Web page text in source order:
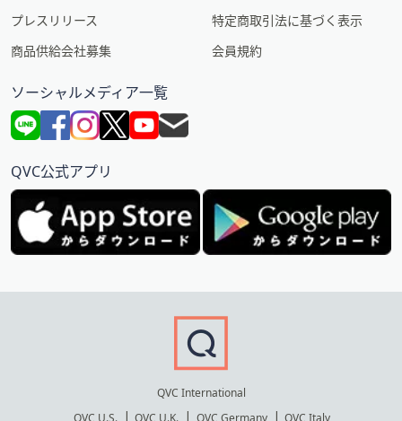
プレスリリース
商品供給会社募集
特定商取引法に基づく表示
会員規約
ソーシャルメディア一覧
QVC公式アプリ
QVC International
QVC U.S.
QVC U.K. QVC Germany QVC Italy